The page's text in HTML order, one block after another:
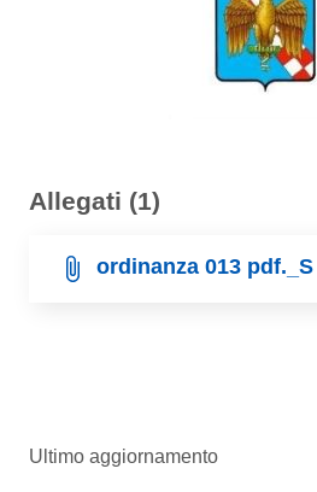
Allegati (1)
ordinanza 013 pdf._S
Ultimo aggiornamento